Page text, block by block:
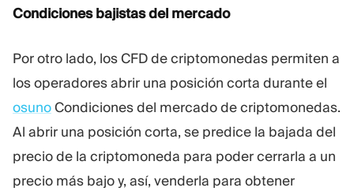
Condiciones bajistas del mercado
Por otro lado, los CFD de criptomonedas permiten a
los operadores abrir una posición corta durante el
osunoCondiciones del mercado de criptomonedas.
Al abrir una posición corta, se predice la bajada del
precio de la criptomoneda para poder cerrarla a un
precio más bajo y, así, venderla para obtener